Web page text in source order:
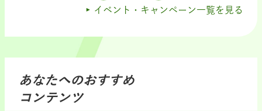
イベント・キャンペーン一覧を見る
あなたへのおすすめ
コンテンツ